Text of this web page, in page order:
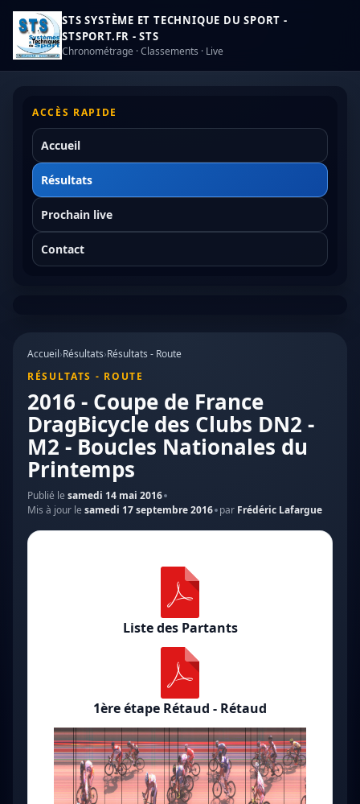
STS SYSTÈME ET TECHNIQUE DU SPORT -
STSPORT.FR - STS
Chronométrage · Classements · Live
ACCÈS RAPIDE
Accueil
Résultats
Prochain live
Contact
Accueil›Résultats›Résultats - Route
RÉSULTATS - ROUTE
2016 - Coupe de France
DragBicycle des Clubs DN2 -
M2 - Boucles Nationales du
Printemps
Publié le samedi 14 mai 2016
Mis à jour le samedi 17 septembre 2016 par Frédéric Lafargue
Liste des Partants
1ère étape Rétaud - Rétaud